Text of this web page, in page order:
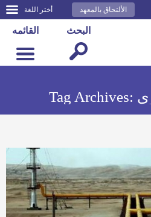
أختر اللغة الألتحاق بالمعهد
القائمه البحث
Tag Archives: